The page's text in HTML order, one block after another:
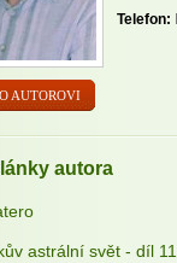
AUTOROVI
Telefon:
autora
astrální svět - díl